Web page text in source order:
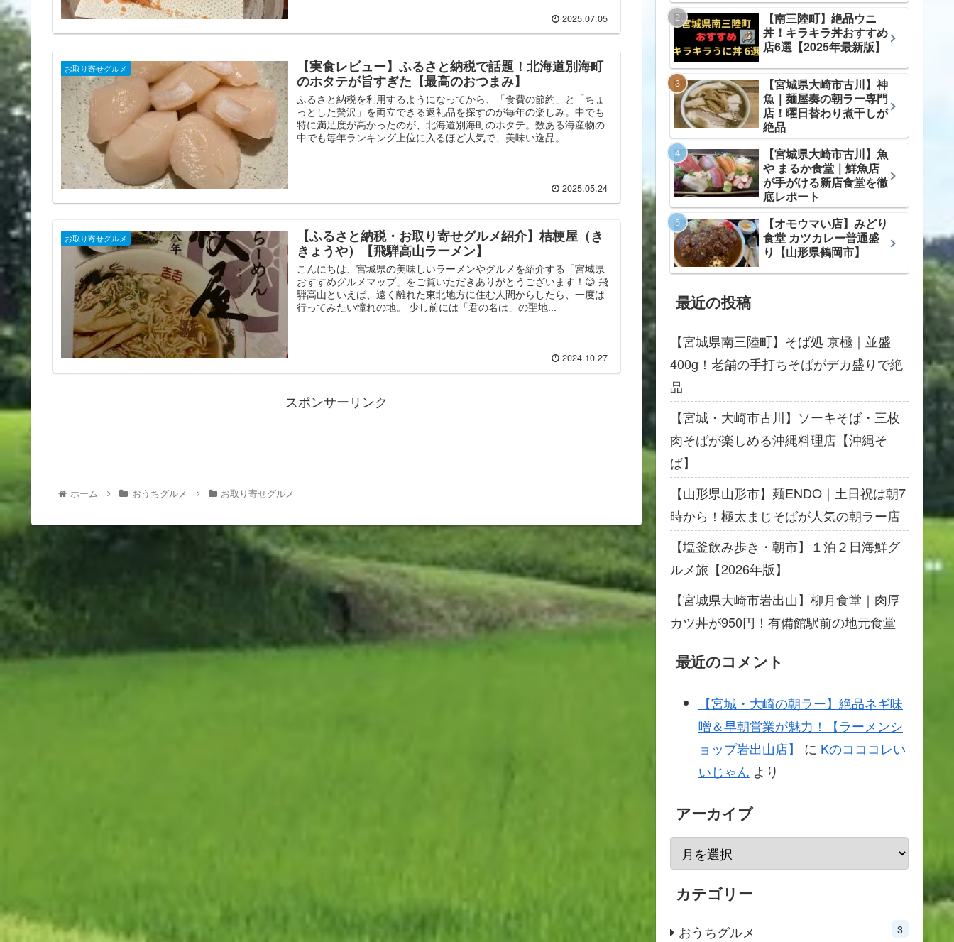
2025.07.05
お取り寄せグルメ
【実食レビュー】ふるさと納税で話題！北海道別海町
のホタテが旨すぎた【最高のおつまみ】
ふるさと納税を利用するようになってから、「食費の節約」と「ちょ
っとした贅沢」を両立できる返礼品を探すのが毎年の楽しみ。中でも
特に満足度が高かったのが、北海道別海町のホタテ。数ある海産物の
中でも毎年ランキング上位に入るほど人気で、美味い逸品。
2025.05.24
お取り寄せグルメ
【ふるさと納税・お取り寄せグルメ紹介】桔梗屋（き
きょうや）【飛騨高山ラーメン】
こんにちは、宮城県の美味しいラーメンやグルメを紹介する「宮城県
おすすめグルメマップ」をご覧いただきありがとうございます！😊 飛
騨高山といえば、遠く離れた東北地方に住む人間からしたら、一度は
行ってみたい憧れの地。 少し前には「君の名は」の聖地...
2024.10.27
スポンサーリンク
ホーム おうちグルメ お取り寄せグルメ
【南三陸町】絶品ウニ
丼！キラキラ丼おすすめ
店6選【2025年最新版】
【宮城県大崎市古川】神
魚｜麺屋奏の朝ラー専門
店！曜日替わり煮干しが
絶品
【宮城県大崎市古川】魚
や まるか食堂｜鮮魚店
が手がける新店食堂を徹
底レポート
【オモウマい店】みどり
食堂 カツカレー普通盛
り【山形県鶴岡市】
最近の投稿
【宮城県南三陸町】そば処 京極｜並盛
400g！老舗の手打ちそばがデカ盛りで絶
品
【宮城・大崎市古川】ソーキそば・三枚
肉そばが楽しめる沖縄料理店【沖縄そ
ば】
【山形県山形市】麺ENDO｜土日祝は朝7
時から！極太まじそばが人気の朝ラー店
【塩釜飲み歩き・朝市】１泊２日海鮮グ
ルメ旅【2026年版】
【宮城県大崎市岩出山】柳月食堂｜肉厚
カツ丼が950円！有備館駅前の地元食堂
最近のコメント
【宮城・大崎の朝ラー】絶品ネギ味
噌＆早朝営業が魅力！【ラーメンシ
ョップ岩出山店】
に Kのコココレい
いじゃん より
アーカイブ
カテゴリー
おうちグルメ 3